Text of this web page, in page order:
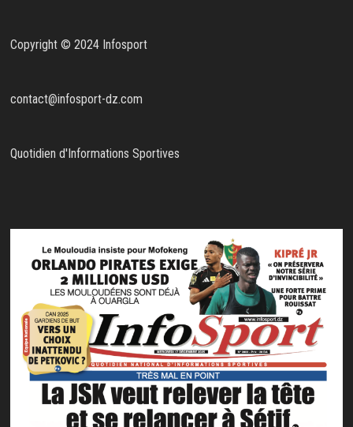
Copyright © 2024 Infosport
contact@infosport-dz.com
Quotidien d'Informations Sportives